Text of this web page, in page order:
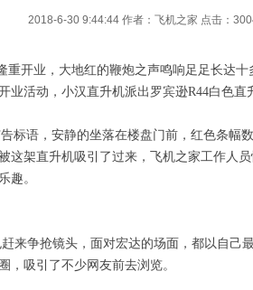
2018-6-30 9:44:44 作者：飞机之家 点击：
重开业，大地红的鞭炮之声鸣响足足长达
业活动，小汉直升机派出罗宾逊R44白色直
标语，安静的坐落在楼盘门前，红色条幅
这架直升机吸引了过来，飞机之家工作人
趣。
来争抢镜头，面对宏达的场面，都以自己
，吸引了不少网友前去浏览。